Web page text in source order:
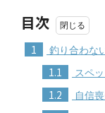
目次
1 釣り合わな
1.1 スペ
1.2 自信